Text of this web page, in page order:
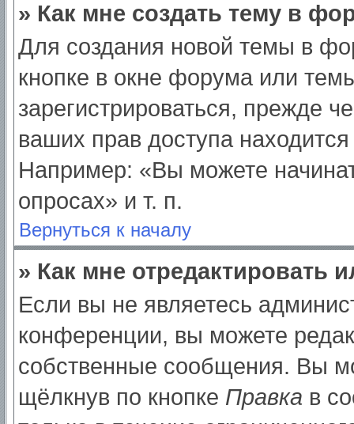
» Как мне создать тему в
Для создания новой темы в
кнопке в окне форума или
зарегистрироваться, прежде
ваших прав доступа
Например: «Вы можете
опросах» и т. п.
Вернуться к началу
» Как мне отредактировать
Если вы не являетесь
конференции, вы можете
собственные сообщения. Вы
щёлкнув по кнопке Правка в